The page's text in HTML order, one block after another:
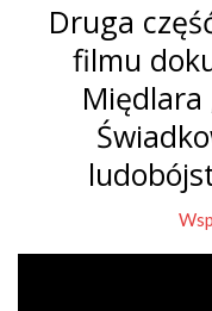
Druga
filmu
Międlara